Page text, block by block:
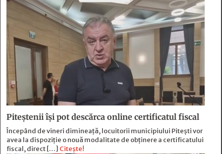
Piteștenii își pot descărca online certificatul fiscal
Începând de vineri dimineață, locuitorii municipiului Pitești vor
avea la dispoziție o nouă modalitate de obținere a certificatului
fiscal, direct […] Citește!